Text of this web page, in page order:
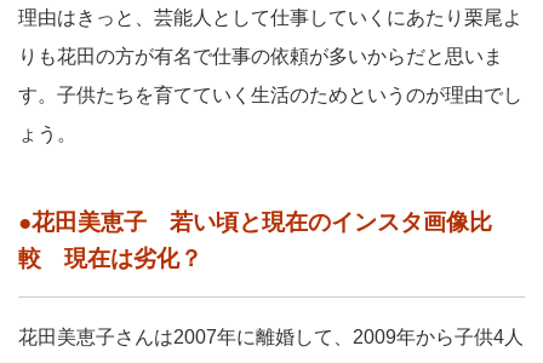
理由はきっと、芸能人として仕事していくにあたり栗尾よ
りも花田の方が有名で仕事の依頼が多いからだと思いま
す。子供たちを育てていく生活のためというのが理由でし
ょう。
●花田美恵子 若い頃と現在のインスタ画像比
較 現在は劣化？
花田美恵子さんは2007年に離婚して、2009年から子供4人